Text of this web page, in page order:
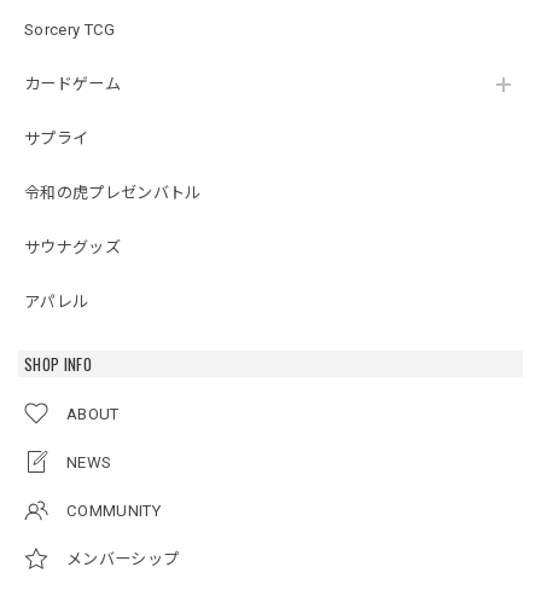
Sorcery TCG
カードゲーム
サプライ
令和の虎プレゼンバトル
サウナグッズ
アパレル
SHOP INFO
ABOUT
NEWS
COMMUNITY
メンバーシップ